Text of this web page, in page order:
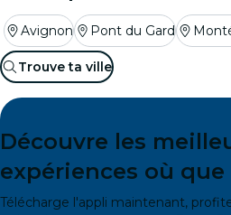
Avignon Pont du Gard
Trouve ta ville
Découvre les
expériences où que
Télécharge l'appli maintenant,